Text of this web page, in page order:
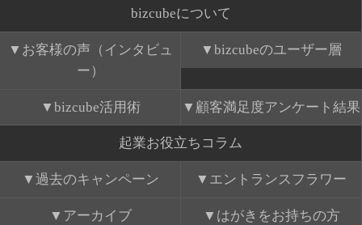
bizcubeについて
お客様の声（インタビュ
ー）
bizcubeのユーザー層
bizcube活用術 顧客満足度アンケート結果
起業お役立ちコラム
過去のキャンペーン エントランスフラワー
アーカイブ はがきをお持ちの方